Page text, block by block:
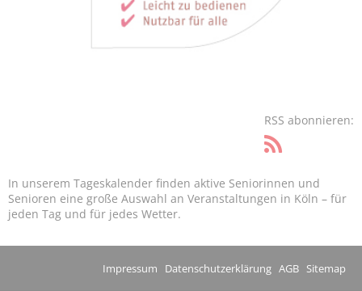
RSS abonnieren:
In unserem Tageskalender finden aktive Seniorinnen und
Senioren eine große Auswahl an Veranstaltungen in Köln – für
jeden Tag und für jedes Wetter.
Impressum Datenschutzerklärung AGB Sitemap